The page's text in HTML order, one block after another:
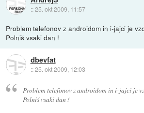
::25. okt 2009, 11:57
Problem telefonov z androidom in i-jajci je
Polniš vsaki dan !
dbevfat
::25. okt 2009, 12:03
Problem telefonov z androidom in i-jajci je
Polniš vsaki dan !